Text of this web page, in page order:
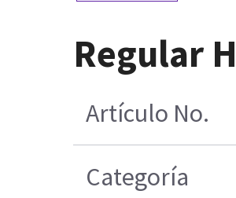
Regular
Artículo No.
Categoría